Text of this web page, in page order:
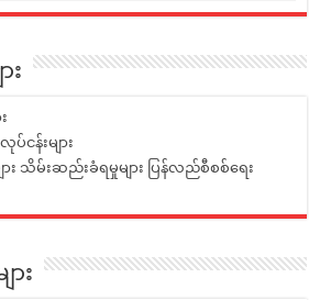
း
န်းများ
ား သိမ်းဆည်းခံရမှုများ ပြန်လည်စီစစ်ရေး
း